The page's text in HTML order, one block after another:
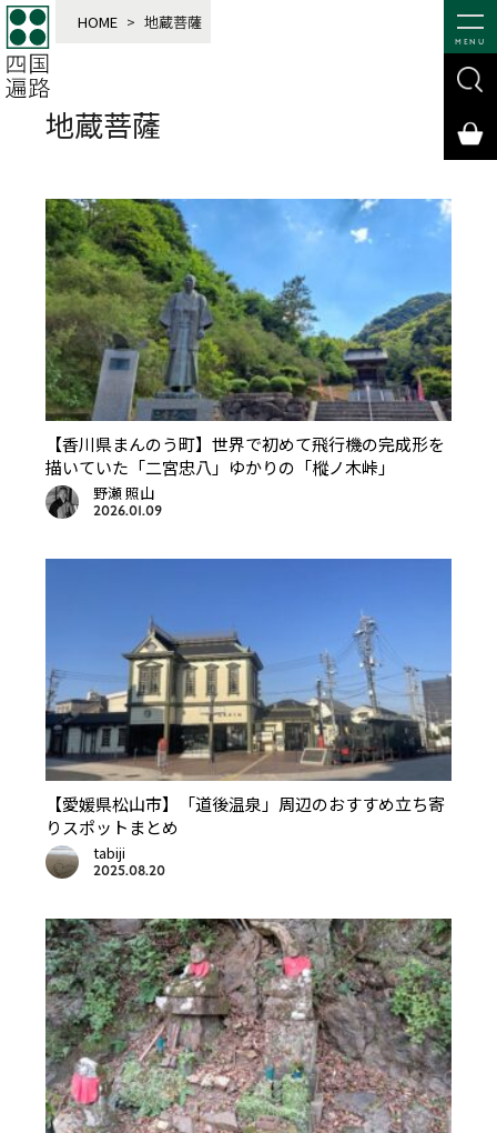
MENU
HOME > 地蔵菩薩
地蔵菩薩
【香川県まんのう町】世界で初めて飛行機の完成形を
描いていた「二宮忠八」ゆかりの「樅ノ木峠」
野瀬 照山
2026.01.09
【愛媛県松山市】「道後温泉」周辺のおすすめ立ち寄
りスポットまとめ
tabiji
2025.08.20